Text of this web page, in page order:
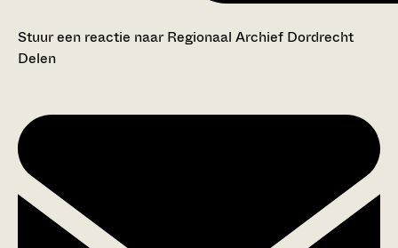
Stuur een reactie naar Regionaal Archief Dordrecht
Delen